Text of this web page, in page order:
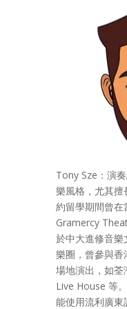
Tony Sze：演
樂風格，尤其擅
約留學期間曾在
Gramercy
於中大進修音
樂圈，曾參與香
場地演出，如荃
Live House 等
能使用流利廣